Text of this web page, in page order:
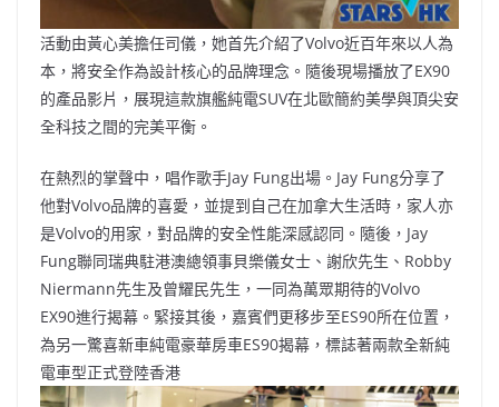
活動由黃心美擔任司儀，她首先介紹了Volvo近百年來以人為
本，將安全作為設計核心的品牌理念。隨後現場播放了EX90
的產品影片，展現這款旗艦純電SUV在北歐簡約美學與頂尖安
全科技之間的完美平衡。
在熱烈的掌聲中，唱作歌手Jay Fung出場。Jay Fung分享了
他對Volvo品牌的喜愛，並提到自己在加拿大生活時，家人亦
是Volvo的用家，對品牌的安全性能深感認同。隨後，Jay
Fung聯同瑞典駐港澳總領事貝樂儀女士、謝欣先生、Robby
Niermann先生及曾耀民先生，一同為萬眾期待的Volvo
EX90進行揭幕。緊接其後，嘉賓們更移步至ES90所在位置，
為另一驚喜新車純電豪華房車ES90揭幕，標誌著兩款全新純
電車型正式登陸香港